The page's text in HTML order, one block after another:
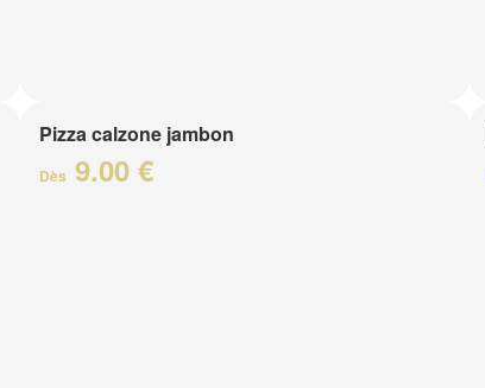
Pizza calzone jambon
Dès 9.00 €